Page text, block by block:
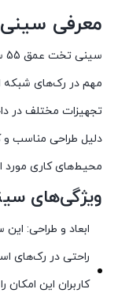
معرفی سینی تخت
مهم در رک‌های شبکه
تجهیزات مختلف در
دلیل طراحی مناسب و
محیط‌های کاری مورد
ویژگی‌های
کاربران این